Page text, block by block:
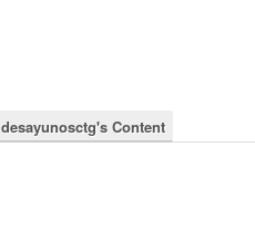
desayunosctg's Content